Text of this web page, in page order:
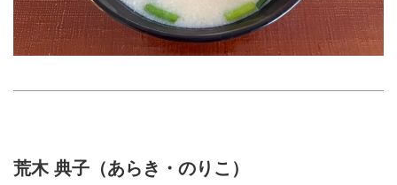
荒木 典子（あらき・のりこ）